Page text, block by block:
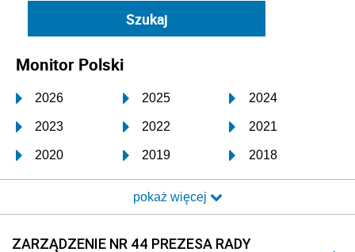
Monitor Polski
2026 2025 2024
2023 2022 2021
2020 2019 2018
2017 2016 2015
2014 2013 2012
2011 2010 2009
pokaż więcej
ZARZĄDZENIE NR 44 PREZESA RADY